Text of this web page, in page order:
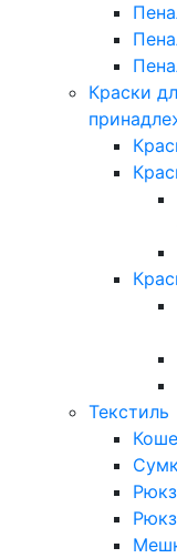
Краски
Текстиль